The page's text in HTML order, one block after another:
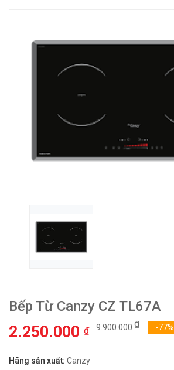
Bếp Từ Canzy CZ TL67A
2.250.000 ₫ 9.900.000₫ -77%
Hãng sản xuất: Canzy